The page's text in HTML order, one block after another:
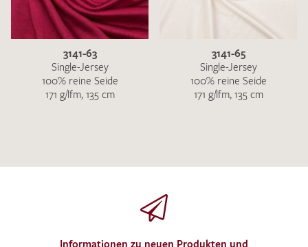
3141-63
Single-Jersey
100% reine Seide
171 g/lfm, 135 cm
3141-65
Single-Jersey
100% reine Seide
171 g/lfm, 135 cm
Informationen zu neuen Produkten und